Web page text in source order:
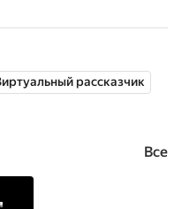
рассказчик
Все